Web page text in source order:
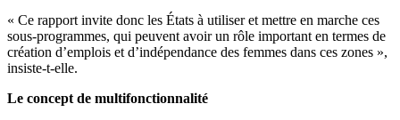
« Ce rapport invite donc les États à utiliser et mettre en marche ces
sous-programmes, qui peuvent avoir un rôle important en termes de
création d’emplois et d’indépendance des femmes dans ces zones »,
insiste-t-elle.
Le concept de multifonctionnalité